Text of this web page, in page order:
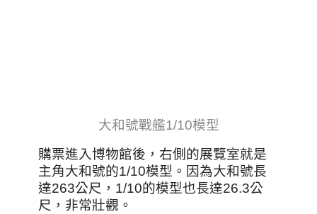
大和號戰艦1/10模型
購票進入博物館後，右側的展覽室就是
主角大和號的1/10模型。因為大和號長
達263公尺，1/10的模型也長達26.3公
尺，非常壯觀。